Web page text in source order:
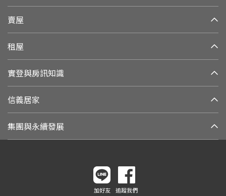
賣屋
租屋
實登與房訊知識
信義居家
集團與永續發展
加好友 追蹤我們